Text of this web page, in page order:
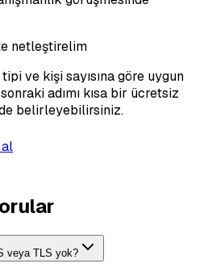
netleştirelim
ve kişi sayısına göre uygun
adımı kısa bir ücretsiz
belirleyebilirsiniz.
al
veya TLS yok?